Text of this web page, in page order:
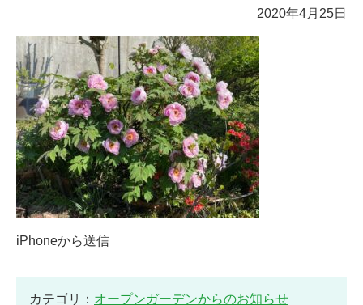
2020年4月25日
iPhoneから送信
カテゴリ： オープンガーデンからのお知らせ